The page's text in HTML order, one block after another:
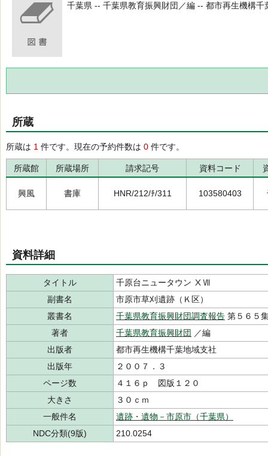
千葉県 -- 千葉県教育振興財団／編 -- 都市再生機構
所蔵
所蔵は 1 件です。現在の予約件数は 0 件です。
所蔵館 所蔵場所 請求記号 資料コード
興風 書庫 HNR/212/ﾁ/311 103580403
資料詳細
タイトル
千原台ニュータウン ⅩⅦ
副書名
市原市草刈遺跡（Ｋ区）
叢書名
千葉県教育振興財団調査報告 第５６５
著者
千葉県教育振興財団 ／編
出版者
都市再生機構千葉地域支社
出版年
２００７．３
ページ数
４１６ｐ 図版１２０
大きさ
３０ｃｍ
一般件名
遺跡・遺物－市原市（千葉県）
NDC分類(9版)
210.0254